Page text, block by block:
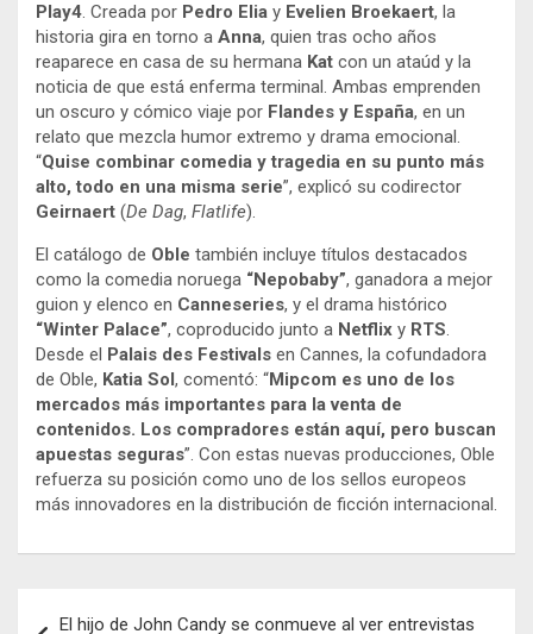
Play4. Creada por Pedro Elia y Evelien Broekaert, la
historia gira en torno a Anna, quien tras ocho años
reaparece en casa de su hermana Kat con un ataúd y la
noticia de que está enferma terminal. Ambas emprenden
un oscuro y cómico viaje por Flandes y España, en un
relato que mezcla humor extremo y drama emocional.
“Quise combinar comedia y tragedia en su punto más
alto, todo en una misma serie”, explicó su codirector
Geirnaert (De Dag, Flatlife).
El catálogo de Oble también incluye títulos destacados
como la comedia noruega “Nepobaby”, ganadora a mejor
guion y elenco en Canneseries, y el drama histórico
“Winter Palace”, coproducido junto a Netflix y RTS.
Desde el
Palais des Festivals en Cannes, la cofundadora
de Oble, Katia Sol , comentó: “Mipcom es uno de los
mercados más importantes para la venta de
contenidos. Los compradores están aquí, pero buscan
apuestas seguras”. Con estas nuevas producciones, Oble
refuerza su posición como uno de los sellos europeos
más innovadores en la distribución de ficción internacional.
El hijo de John Candy se conmueve al ver entrevistas